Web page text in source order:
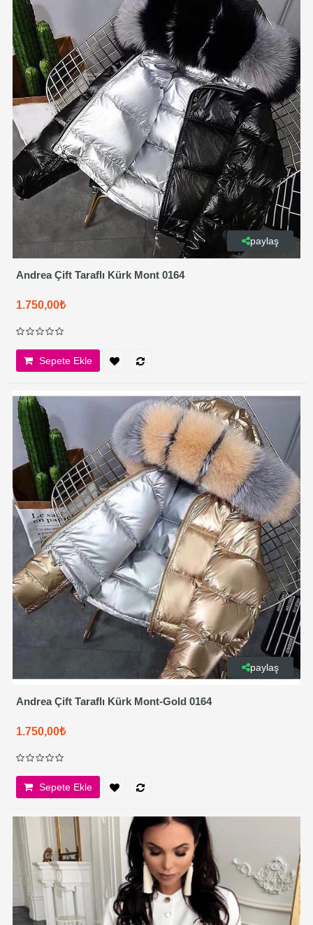
paylaş
Andrea Çift Taraflı Kürk Mont 0164
1.750,00₺
Sepete Ekle
paylaş
Andrea Çift Taraflı Kürk Mont-Gold 0164
1.750,00₺
Sepete Ekle